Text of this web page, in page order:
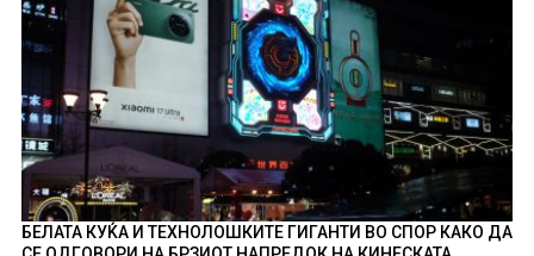
БЕЛАТА КУЌА И ТЕХНОЛОШКИТЕ ГИГАНТИ ВО СПОР КАКО ДА